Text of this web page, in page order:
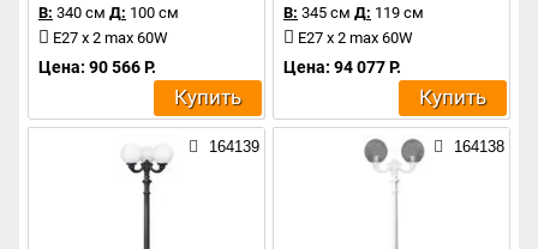
В: 340 см Д: 100 см
E27 x 2 max 60W
Цена: 90 566 Р.
Купить
В: 345 см Д: 119 см
E27 x 2 max 60W
Цена: 94 077 Р.
Купить
164139 164138